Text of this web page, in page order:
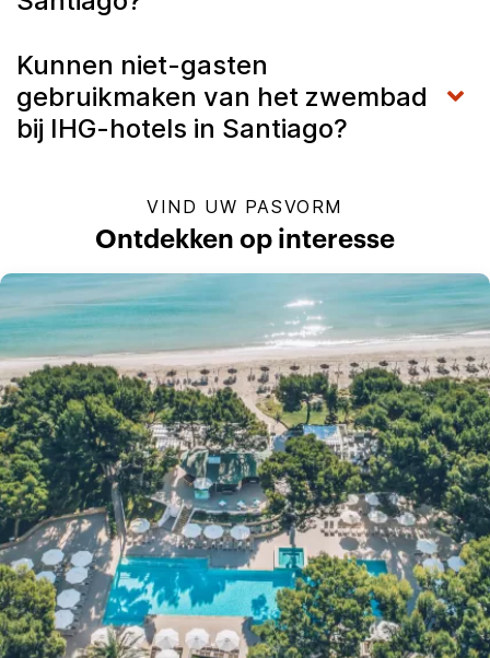
Kunnen niet-gasten
gebruikmaken van het zwembad
bij IHG-hotels in Santiago?
VIND UW PASVORM
Ontdekken op interesse